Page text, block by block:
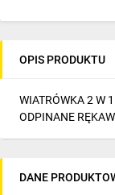
OPIS PRODUKTU
WIATRÓWKA 2 W
ODPINANE
DANE